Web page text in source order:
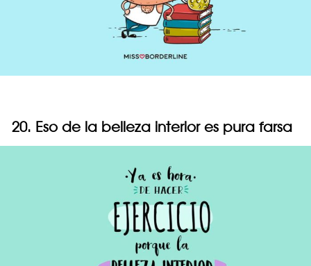
20. Eso de la belleza interior es pura farsa